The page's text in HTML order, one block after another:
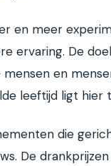
en meer
ervaring. De
en
leeftijd ligt hier
die
De